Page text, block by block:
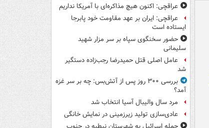
عراقچی: اکنون هیچ مذاکره‌ای با آمریکا نداریم
عراقچی: ایران بر عهد مقاومت خود پابرجا
ایستاده است
حضور سخنگوی سپاه بر سر مزار شهید
سلیمانی
عامل اصلی قتل حمیدرضا رجب‌زاده دستگیر
شد
بررسی ۳۰۰ روز پس از آتش‌بس: چه بر سر غزه
آمد؟
مرد سال والیبال آسیا انتخاب شد
عادی‌سازی تولید زیرزمینی در نمایش خانگی